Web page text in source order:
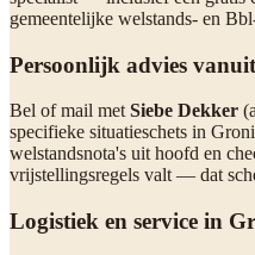
gemeentelijke welstands- en
Persoonlijk advies
Bel of mail met Siebe Dekker
specifieke situatieschets in
welstandsnota's uit hoofd en
vrijstellingsregels valt — dat
Logistiek en service in